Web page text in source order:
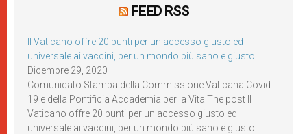
FEED RSS
Il Vaticano offre 20 punti per un accesso giusto ed
universale ai vaccini, per un mondo più sano e giusto
Dicembre 29, 2020
Comunicato Stampa della Commissione Vaticana Covid-
19 e della Pontificia Accademia per la Vita The post Il
Vaticano offre 20 punti per un accesso giusto ed
universale ai vaccini, per un mondo più sano e giusto